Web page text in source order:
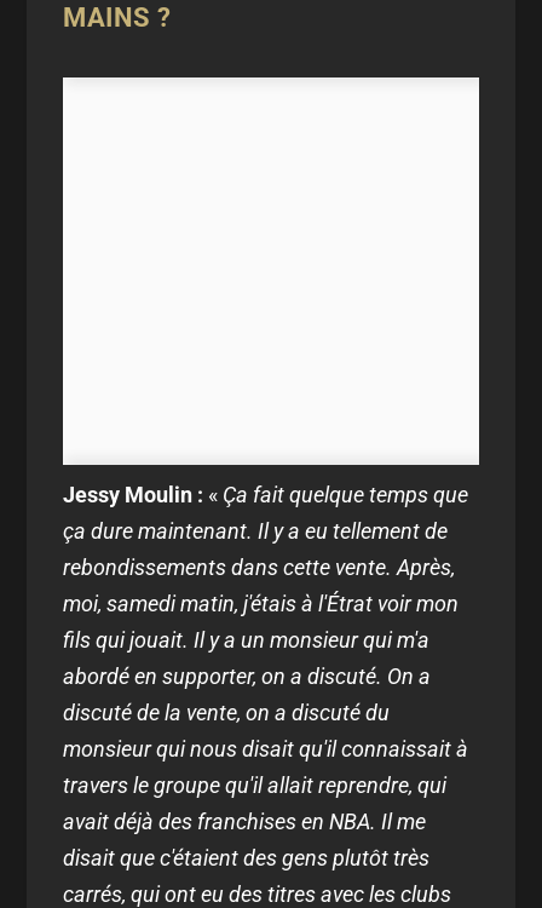
MAINS ?
Jessy Moulin : « Ça fait quelque temps que
ça dure maintenant. Il y a eu tellement de
rebondissements dans cette vente. Après,
moi, samedi matin, j'étais à l'Étrat voir mon
fils qui jouait. Il y a un monsieur qui m'a
abordé en supporter, on a discuté. On a
discuté de la vente, on a discuté du
monsieur qui nous disait qu'il connaissait à
travers le groupe qu'il allait reprendre, qui
avait déjà des franchises en NBA. Il me
disait que c'étaient des gens plutôt très
carrés, qui ont eu des titres avec les clubs